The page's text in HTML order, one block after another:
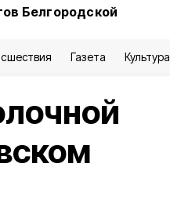
Белгородской
Газета Культура